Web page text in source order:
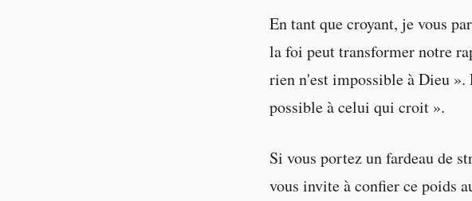
En tant que croyant, je vous
la foi peut transformer notre
rien n'est impossible à Dieu
possible à celui qui croit ».
Si vous portez un fardeau de
vous invite à confier ce poids